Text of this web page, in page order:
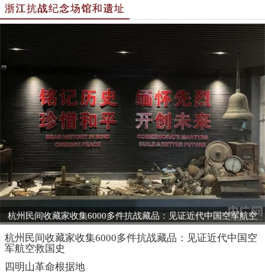
浙江抗战纪念场馆和遗址
杭州民间收藏家收集6000多件抗战藏品：见证近代中国空军航空
救国史
杭州民间收藏家收集6000多件抗战藏品：见证近代中国空
军航空救国史
四明山革命根据地